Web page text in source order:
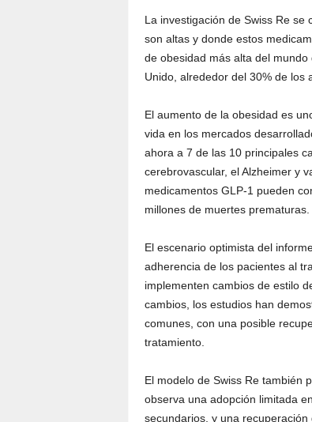
La investigación de Swiss Re se
son altas y donde estos
de obesidad más alta del
Unido, alrededor del 30% de los
El aumento de la obesidad es
vida en los mercados
ahora a 7 de las 10 principales
cerebrovascular, el Alzheimer y
medicamentos GLP-1 pueden
millones de muertes prematuras.
El escenario optimista del
adherencia de los pacientes al
implementen cambios de estilo
cambios, los estudios han
comunes, con una posible
tratamiento.
El modelo de Swiss Re también
observa una adopción limitada
secundarios, y una